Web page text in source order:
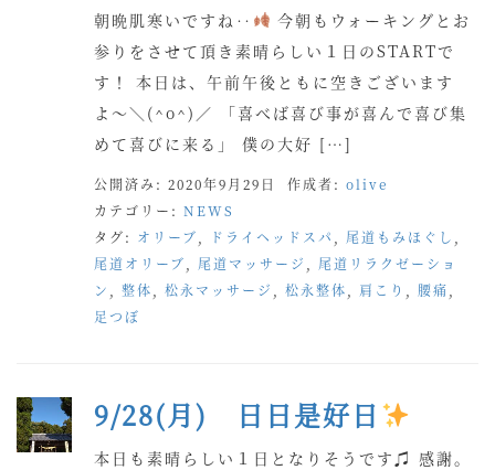
朝晩肌寒いですね‥
今朝もウォーキングとお
参りをさせて頂き素晴らしい１日のSTARTで
す！ 本日は、午前午後ともに空きございます
よ〜＼(^o^)／ 「喜べば喜び事が喜んで喜び集
めて喜びに来る」 僕の大好 […]
公開済み: 2020年9月29日 作成者: olive
カテゴリー: NEWS
タグ: オリーブ ドライヘッドスパ 尾道もみほぐし
尾道オリーブ
尾道マッサージ
尾道リラクゼーショ
ン
整体 松永マッサージ 松永整体 肩こり 腰痛
足つぼ
9/28(月) 日日是好日
本日も素晴らしい１日となりそうです♫ 感謝。